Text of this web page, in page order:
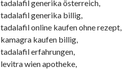
tadalafil generika österreich,
tadalafil generika billig,
tadalafil online kaufen ohne rezept,
kamagra kaufen billig,
tadalafil erfahrungen,
levitra wien apotheke,